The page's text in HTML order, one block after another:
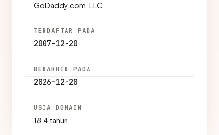
GoDaddy.com, LLC
TERDAFTAR PADA
2007-12-20
BERAKHIR PADA
2026-12-20
USIA DOMAIN
18.4 tahun